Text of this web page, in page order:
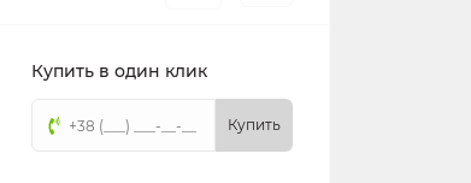
Купить в один клик
Купить